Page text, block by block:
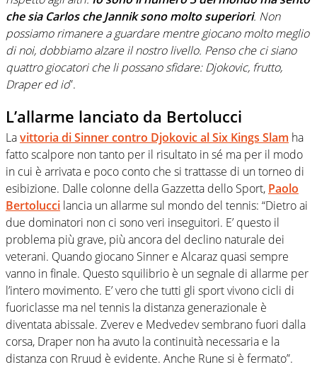
che sia Carlos che Jannik sono molto superiori. Non
possiamo rimanere a guardare mentre giocano molto meglio
di noi, dobbiamo alzare il nostro livello. Penso che ci siano
quattro giocatori che li possano sfidare: Djokovic, frutto,
Draper ed io”.
L’allarme lanciato da Bertolucci
Lavittoria di Sinner contro Djokovic al Six Kings Slam ha
fatto scalpore non tanto per il risultato in sé ma per il modo
in cui è arrivata e poco conto che si trattasse di un torneo di
esibizione. Dalle colonne della Gazzetta dello Sport, Paolo
Bertolucci lancia un allarme sul mondo del tennis: “Dietro ai
due dominatori non ci sono veri inseguitori. E’ questo il
problema più grave, più ancora del declino naturale dei
veterani. Quando giocano Sinner e Alcaraz quasi sempre
vanno in finale. Questo squilibrio è un segnale di allarme per
l’intero movimento. E’ vero che tutti gli sport vivono cicli di
fuoriclasse ma nel tennis la distanza generazionale è
diventata abissale. Zverev e Medvedev sembrano fuori dalla
corsa, Draper non ha avuto la continuità necessaria e la
distanza con Rruud è evidente. Anche Rune si è fermato”.